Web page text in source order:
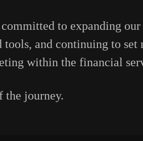
to expanding
and continuing to set
within the financial
the journey.